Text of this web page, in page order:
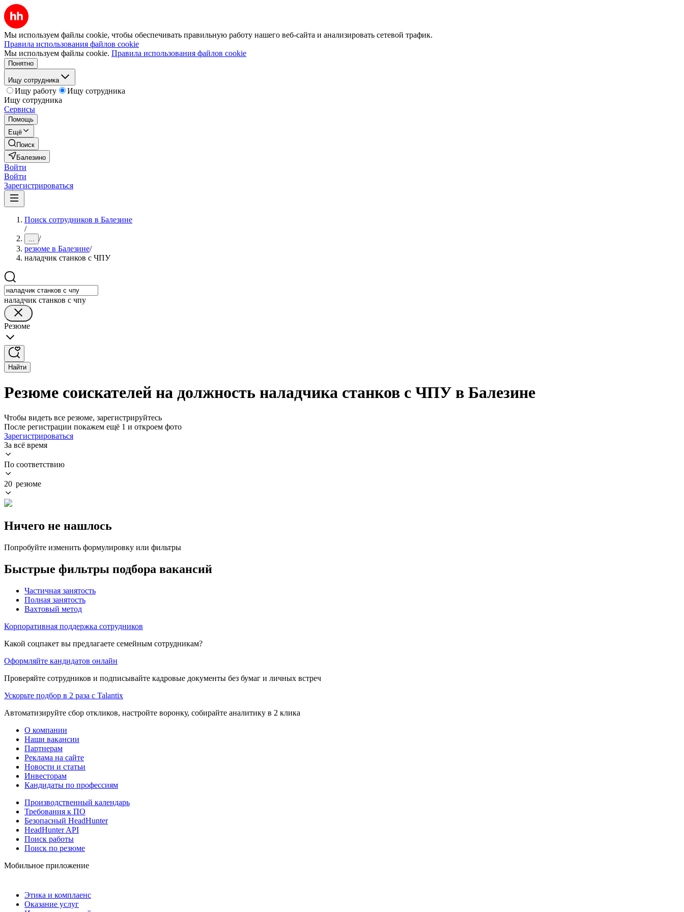
Мы используем файлы cookie, чтобы обеспечивать правильную работу нашего веб-сайта и анализировать сетевой трафик.
Правила использования файлов cookie
Мы используем файлы cookie. Правила использования файлов cookie
Понятно
Ищу сотрудника
Ищу работу
Ищу сотрудника
Ищу сотрудника
Сервисы
Помощь
Ещё
Поиск
Балезино
Войти
Войти
Зарегистрироваться
Поиск сотрудников в Балезине
/
... /
резюме в Балезине/
наладчик станков с ЧПУ
наладчик станков с чпу
Резюме
Найти
Резюме соискателей на должность наладчика станков с ЧПУ в Балезине
Чтобы видеть все резюме, зарегистрируйтесь
После регистрации покажем ещё 1 и откроем фото
Зарегистрироваться
За всё время
По соответствию
20 резюме
Ничего не нашлось
Попробуйте изменить формулировку или фильтры
Быстрые фильтры подбора вакансий
Частичная занятость
Полная занятость
Вахтовый метод
Корпоративная поддержка сотрудников
Какой соцпакет вы предлагаете семейным сотрудникам?
Оформляйте кандидатов онлайн
Проверяйте сотрудников и подписывайте кадровые документы без бумаг и личных встреч
Ускорьте подбор в 2 раза с Talantix
Автоматизируйте сбор откликов, настройте воронку, собирайте аналитику в 2 клика
О компании
Наши вакансии
Партнерам
Реклама на сайте
Новости и статьи
Инвесторам
Кандидаты по профессиям
Производственный календарь
Требования к ПО
Безопасный HeadHunter
HeadHunter API
Поиск работы
Поиск по резюме
Мобильное приложение
Этика и комплаенс
Оказание услуг